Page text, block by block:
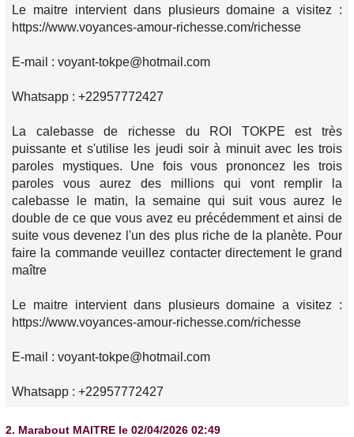
Le maitre intervient dans plusieurs domaine a visitez :
https://www.voyances-amour-richesse.com/richesse
E-mail : voyant-tokpe@hotmail.com
Whatsapp : +22957772427
La calebasse de richesse du ROI TOKPE est très
puissante et s'utilise les jeudi soir à minuit avec les trois
paroles mystiques. Une fois vous prononcez les trois
paroles vous aurez des millions qui vont remplir la
calebasse le matin, la semaine qui suit vous aurez le
double de ce que vous avez eu précédemment et ainsi de
suite vous devenez l'un des plus riche de la planète. Pour
faire la commande veuillez contacter directement le grand
maître
Le maitre intervient dans plusieurs domaine a visitez :
https://www.voyances-amour-richesse.com/richesse
E-mail : voyant-tokpe@hotmail.com
Whatsapp : +22957772427
2. Marabout MAITRE le 02/04/2026 02:49